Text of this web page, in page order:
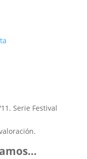
Serie Festival